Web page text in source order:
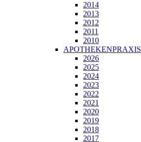
2014
2013
2012
2011
2010
APOTHEKENPRAXIS
2026
2025
2024
2023
2022
2021
2020
2019
2018
2017